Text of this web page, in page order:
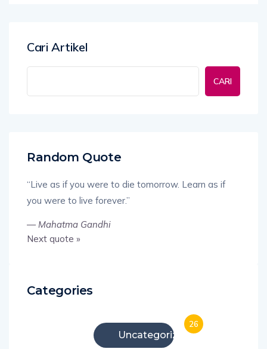
Cari Artikel
CARI
Random Quote
“Live as if you were to die tomorrow. Learn as if
you were to live forever.”
—Mahatma Gandhi
Next quote »
Categories
Uncategorized
26